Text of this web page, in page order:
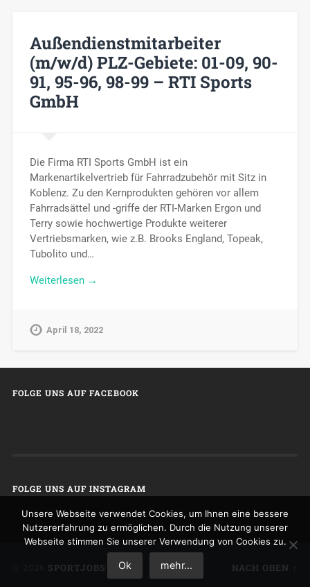
Außendienstmitarbeiter
(m/w/d) PLZ-Gebiete: 01-09, 90-
91, 95-96, 98-99 – RTI Sports
GmbH
Die Firma RTI Sports GmbH ist ein
Markenartikelvertrieb für Fahrradzubehör mit Sitz in
Koblenz. Zu den Kernprodukten gehören vor allem
Fahrradsättel und -griffe der RTI-Marken Ergon und
Terry sowie hochwertige Produkte weiterer
Vertriebsmarken, wie z.B. Brooks England, Topeak,
Tubolito und…
Weiterlesen →
April 18, 2022
FOLGE UNS AUF FACEBOOK
FOLGE UNS AUF INSTAGRAM
SPORTJOBS NACH OBEN ↑
Unsere Webseite verwendet Cookies, um Ihnen eine bessere
Nutzererfahrung zu ermöglichen. Durch die Nutzung unserer
Webseite stimmen Sie unserer Verwendung von Cookies zu.
Ok mehr...